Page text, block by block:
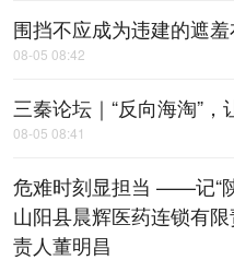
围挡不应成为违建的遮
08-05 08:42
三秦论坛｜“反向海淘”
08-05 08:41
危难时刻显担当 ——记“陕
山阳县晨辉医药连锁有
责人董明昌